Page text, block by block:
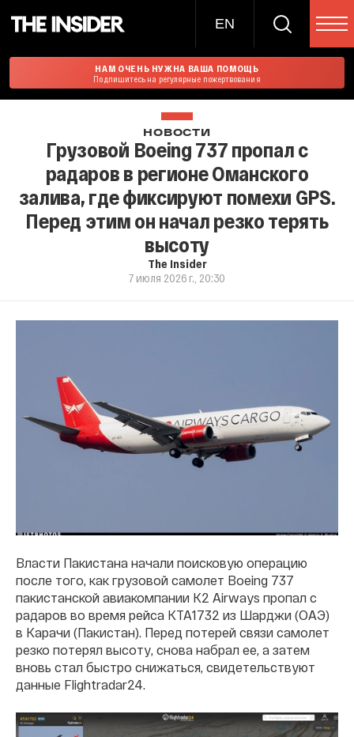
EN
НАМ ОЧЕНЬ НУЖНА ВАША ПОМОЩЬ
Подпишитесь на регулярные пожертвования
НОВОСТИ
Грузовой Boeing 737 пропал с
радаров в регионе Оманского
залива, где фиксируют помехи GPS.
Перед этим он начал резко терять
высоту
The Insider
7 июля 2026 г., 20:30
Власти Пакистана начали поисковую операцию
после того, как грузовой самолет Boeing 737
пакистанской авиакомпании K2 Airways пропал с
радаров во время рейса KTA1732 из Шарджи (ОАЭ)
в Карачи (Пакистан). Перед потерей связи самолет
резко потерял высоту, снова набрал ее, а затем
вновь стал быстро снижаться, свидетельствуют
данные Flightradar24.